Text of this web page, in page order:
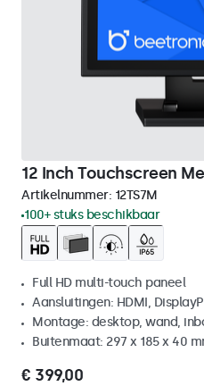
12 Inch Touchscreen
Artikelnummer: 12TS7M
100+ stuks beschikbaar
Full HD multi-touch paneel
Aansluitingen: HDMI,
Montage: desktop, wand,
Buitenmaat: 297 x 185 x 40
€ 399,00